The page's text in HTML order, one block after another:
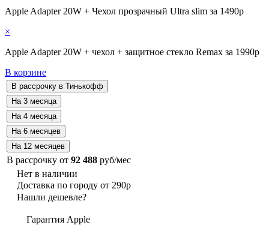
Apple Adapter 20W + Чехол прозрачный Ultra slim за 1490р
×
Apple Adapter 20W + чехол + защитное стекло Remax за 1990р
В корзине
В рассрочку от 92 488 руб/мес
Нет в наличии
Доставка по городу от 290р
Нашли дешевле?
Гарантия Apple